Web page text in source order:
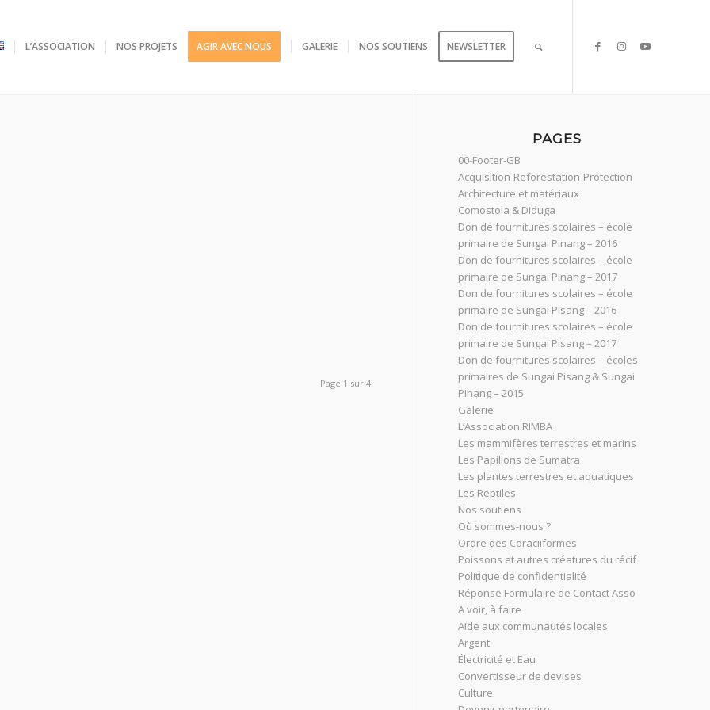
L’ASSOCIATION NOS PROJETS AGIR AVEC NOUS GALERIE NOS SOUTIENS NEWSLETTER
Page 1 sur 4
PAGES
00-Footer-GB
Acquisition-Reforestation-Protection
Architecture et matériaux
Comostola & Diduga
Don de fournitures scolaires – école
primaire de Sungai Pinang – 2016
Don de fournitures scolaires – école
primaire de Sungai Pinang – 2017
Don de fournitures scolaires – école
primaire de Sungai Pisang – 2016
Don de fournitures scolaires – école
primaire de Sungai Pisang – 2017
Don de fournitures scolaires – écoles
primaires de Sungai Pisang & Sungai
Pinang – 2015
Galerie
L’Association RIMBA
Les mammifères terrestres et marins
Les Papillons de Sumatra
Les plantes terrestres et aquatiques
Les Reptiles
Nos soutiens
Où sommes-nous ?
Ordre des Coraciiformes
Poissons et autres créatures du récif
Politique de confidentialité
Réponse Formulaire de Contact Asso
A voir, à faire
Aide aux communautés locales
Argent
Électricité et Eau
Convertisseur de devises
Culture